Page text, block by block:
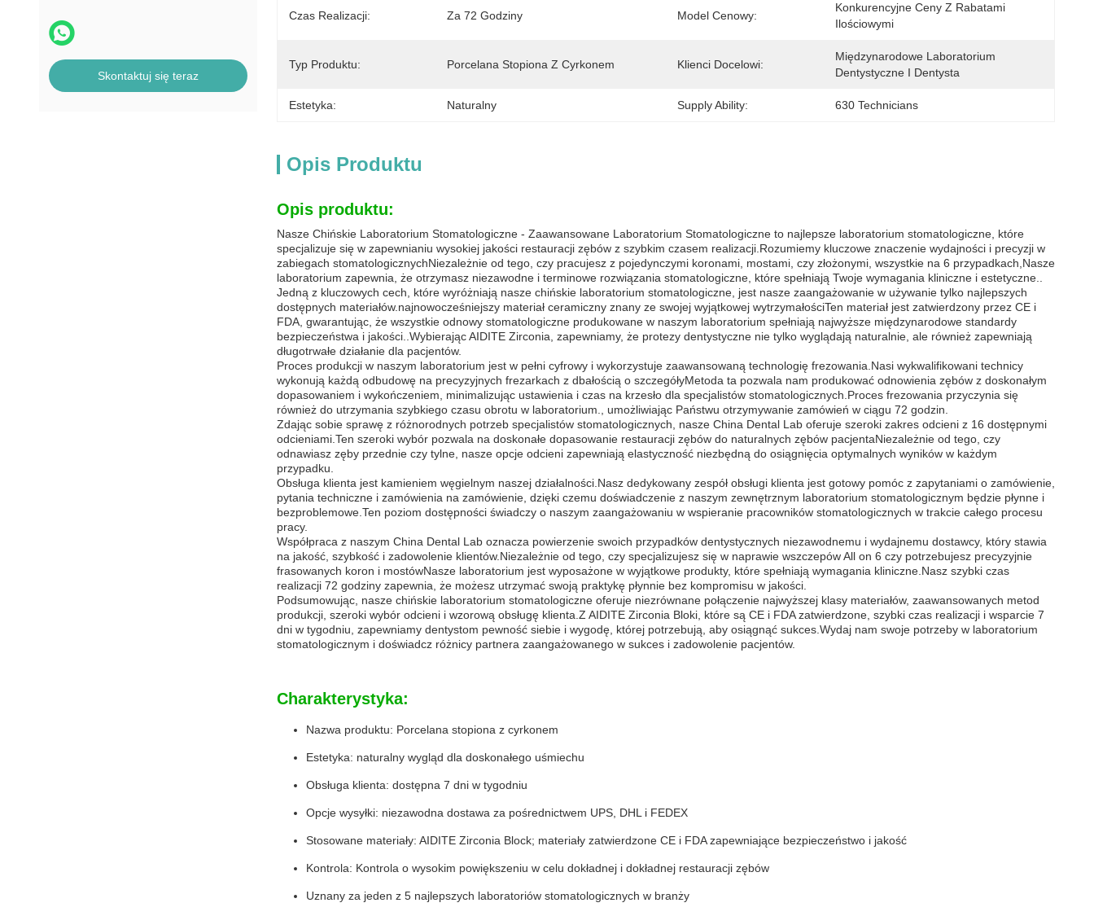
Skontaktuj się teraz
Czas Realizacji: Za 72 Godziny Model Cenowy:
Konkurencyjne Ceny Z Rabatami
Ilościowymi
Typ Produktu: Porcelana Stopiona Z Cyrkonem Klienci Docelowi:
Międzynarodowe Laboratorium
Dentystyczne I Dentysta
Estetyka: Naturalny Supply Ability: 630 Technicians
Opis Produktu
Opis produktu:
Nasze Chińskie Laboratorium Stomatologiczne - Zaawansowane Laboratorium Stomatologiczne to najlepsze laboratorium stomatologiczne, które
specjalizuje się w zapewnianiu wysokiej jakości restauracji zębów z szybkim czasem realizacji.Rozumiemy kluczowe znaczenie wydajności i precyzji w
zabiegach stomatologicznychNiezależnie od tego, czy pracujesz z pojedynczymi koronami, mostami, czy złożonymi, wszystkie na 6 przypadkach,Nasze
laboratorium zapewnia, że otrzymasz niezawodne i terminowe rozwiązania stomatologiczne, które spełniają Twoje wymagania kliniczne i estetyczne..
Jedną z kluczowych cech, które wyróżniają nasze chińskie laboratorium stomatologiczne, jest nasze zaangażowanie w używanie tylko najlepszych
dostępnych materiałów.najnowocześniejszy materiał ceramiczny znany ze swojej wyjątkowej wytrzymałościTen materiał jest zatwierdzony przez CE i
FDA, gwarantując, że wszystkie odnowy stomatologiczne produkowane w naszym laboratorium spełniają najwyższe międzynarodowe standardy
bezpieczeństwa i jakości..Wybierając AIDITE Zirconia, zapewniamy, że protezy dentystyczne nie tylko wyglądają naturalnie, ale również zapewniają
długotrwałe działanie dla pacjentów.
Proces produkcji w naszym laboratorium jest w pełni cyfrowy i wykorzystuje zaawansowaną technologię frezowania.Nasi wykwalifikowani technicy
wykonują każdą odbudowę na precyzyjnych frezarkach z dbałością o szczegółyMetoda ta pozwala nam produkować odnowienia zębów z doskonałym
dopasowaniem i wykończeniem, minimalizując ustawienia i czas na krzesło dla specjalistów stomatologicznych.Proces frezowania przyczynia się
również do utrzymania szybkiego czasu obrotu w laboratorium., umożliwiając Państwu otrzymywanie zamówień w ciągu 72 godzin.
Zdając sobie sprawę z różnorodnych potrzeb specjalistów stomatologicznych, nasze China Dental Lab oferuje szeroki zakres odcieni z 16 dostępnymi
odcieniami.Ten szeroki wybór pozwala na doskonałe dopasowanie restauracji zębów do naturalnych zębów pacjentaNiezależnie od tego, czy
odnawiasz zęby przednie czy tylne, nasze opcje odcieni zapewniają elastyczność niezbędną do osiągnięcia optymalnych wyników w każdym
przypadku.
Obsługa klienta jest kamieniem węgielnym naszej działalności.Nasz dedykowany zespół obsługi klienta jest gotowy pomóc z zapytaniami o zamówienie,
pytania techniczne i zamówienia na zamówienie, dzięki czemu doświadczenie z naszym zewnętrznym laboratorium stomatologicznym będzie płynne i
bezproblemowe.Ten poziom dostępności świadczy o naszym zaangażowaniu w wspieranie pracowników stomatologicznych w trakcie całego procesu
pracy.
Współpraca z naszym China Dental Lab oznacza powierzenie swoich przypadków dentystycznych niezawodnemu i wydajnemu dostawcy, który stawia
na jakość, szybkość i zadowolenie klientów.Niezależnie od tego, czy specjalizujesz się w naprawie wszczepów All on 6 czy potrzebujesz precyzyjnie
frasowanych koron i mostówNasze laboratorium jest wyposażone w wyjątkowe produkty, które spełniają wymagania kliniczne.Nasz szybki czas
realizacji 72 godziny zapewnia, że możesz utrzymać swoją praktykę płynnie bez kompromisu w jakości.
Podsumowując, nasze chińskie laboratorium stomatologiczne oferuje niezrównane połączenie najwyższej klasy materiałów, zaawansowanych metod
produkcji, szeroki wybór odcieni i wzorową obsługę klienta.Z AIDITE Zirconia Bloki, które są CE i FDA zatwierdzone, szybki czas realizacji i wsparcie 7
dni w tygodniu, zapewniamy dentystom pewność siebie i wygodę, której potrzebują, aby osiągnąć sukces.Wydaj nam swoje potrzeby w laboratorium
stomatologicznym i doświadcz różnicy partnera zaangażowanego w sukces i zadowolenie pacjentów.
Charakterystyka:
Nazwa produktu: Porcelana stopiona z cyrkonem
Estetyka: naturalny wygląd dla doskonałego uśmiechu
Obsługa klienta: dostępna 7 dni w tygodniu
Opcje wysyłki: niezawodna dostawa za pośrednictwem UPS, DHL i FEDEX
Stosowane materiały: AIDITE Zirconia Block; materiały zatwierdzone CE i FDA zapewniające bezpieczeństwo i jakość
Kontrola: Kontrola o wysokim powiększeniu w celu dokładnej i dokładnej restauracji zębów
Uznany za jeden z 5 najlepszych laboratoriów stomatologicznych w branży